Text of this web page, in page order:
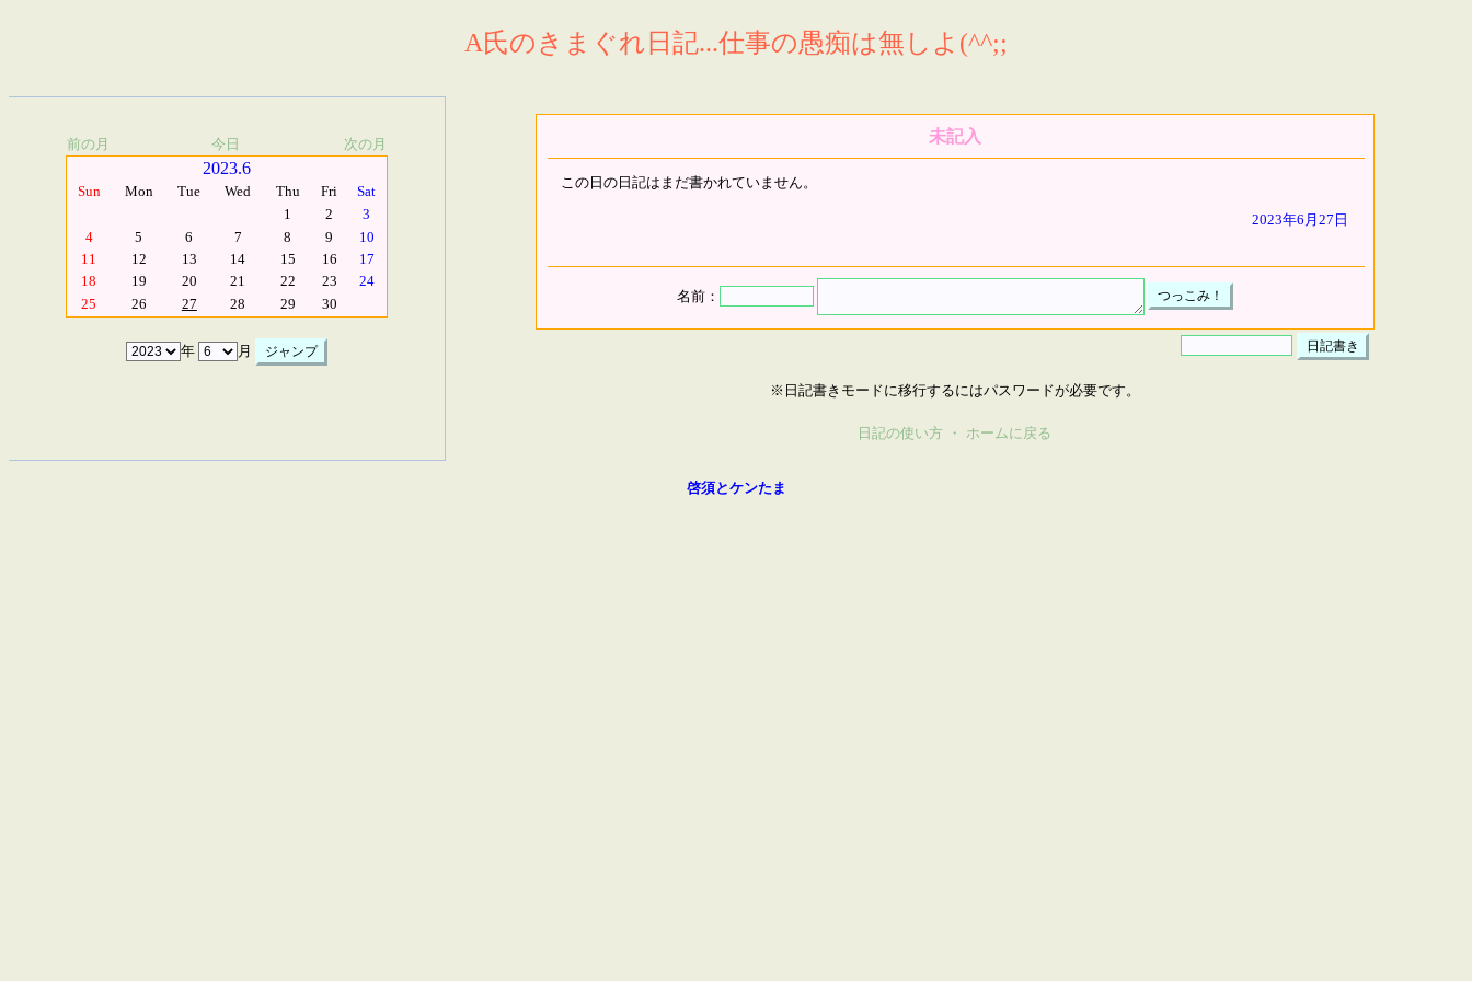
A氏のきまぐれ日記...仕事の愚痴は無しよ(^^;;
前の月 今日 次の月
2023.6
Sun Mon Tue Wed Thu Fri
Sat
1
2
3
4
5 6 7 8 9
10
11
12 13 14 15 16
17
18
19 20 21 22 23
24
25
26 27 28 29 30
年 月
未記入
この日の日記はまだ書かれていません。
2023年6月27日
名前：
※日記書きモードに移行するにはパスワードが必要です。
日記の使い方 ・ ホームに戻る
啓須とケンたま